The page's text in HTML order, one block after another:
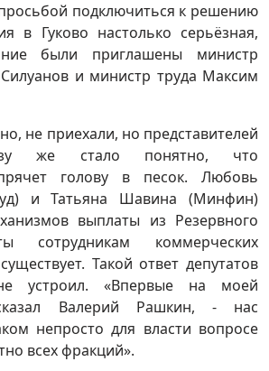
подключиться к решению
в Гуково настолько серьёзная,
были приглашены министр
и министр труда Максим
не приехали, но представителей
же стало понятно, что
голову в песок. Любовь
и Татьяна Шавина (Минфин)
выплаты из Резервного
сотрудникам коммерческих
Такой ответ депутатов
не устроил. «Впервые на моей
Валерий Рашкин, - нас
непросто для власти вопросе
всех фракций».